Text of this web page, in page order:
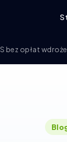
bez opłat